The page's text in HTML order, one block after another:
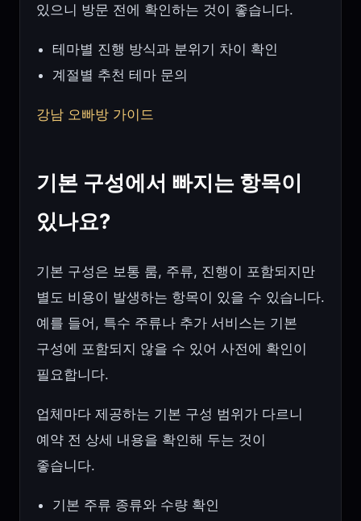
있으니 방문 전에 확인하는 것이 좋습니다.
테마별 진행 방식과 분위기 차이 확인
계절별 추천 테마 문의
강남 오빠방 가이드
기본 구성에서 빠지는 항목이
있나요?
기본 구성은 보통 룸, 주류, 진행이 포함되지만
별도 비용이 발생하는 항목이 있을 수 있습니다.
예를 들어, 특수 주류나 추가 서비스는 기본
구성에 포함되지 않을 수 있어 사전에 확인이
필요합니다.
업체마다 제공하는 기본 구성 범위가 다르니
예약 전 상세 내용을 확인해 두는 것이
좋습니다.
기본 주류 종류와 수량 확인